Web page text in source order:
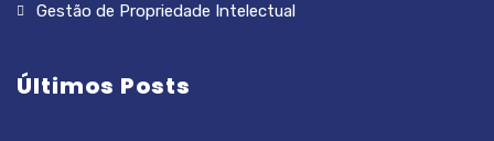
Gestão de Propriedade Intelectual
Últimos Posts